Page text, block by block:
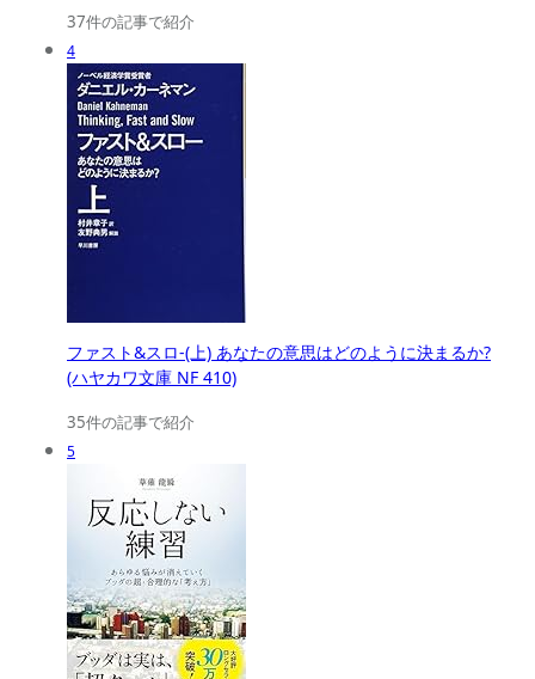
37件の記事で紹介
4
ファスト&スロ-(上) あなたの意思はどのように決まるか?
(ハヤカワ文庫 NF 410)
35件の記事で紹介
5